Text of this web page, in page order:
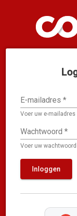
E-mailadres *
Voer uw e-mailadres
Wachtwoord *
Voer uw
Inloggen